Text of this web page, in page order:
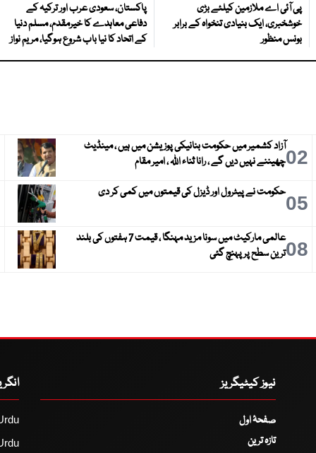
پی آئی اے ملازمین کیلئے بڑی
خوشخبری، ایک بنیادی تنخواہ کے برابر
بونس منظور
پاکستان، سعودی عرب اور ترکیہ کے
دفاعی معاہدے کا خیرمقدم، مسلم دنیا
کے اتحاد کا نیا باب شروع ہوگیا، مریم نواز
02آزاد کشمیر میں حکومت بنانیکی پوزیشن میں ہیں ، مینڈیٹ
چھیننے نہیں دیں گے ، رانا ثناء اللہ ، امیر مقام
05حکومت نے پیٹرول اور ڈیزل کی قیمتوں میں کمی کر دی
08
عالمی مارکیٹ میں سونا مزید مہنگا ، قیمت 7 ہفتوں کی بلند
ترین سطح پر پہنچ گئی
نیوز کیٹیگریز
صفحۂ اول
تازہ ترین